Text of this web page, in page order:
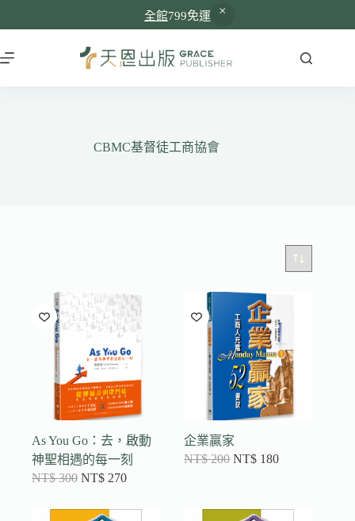
全館799免運
至
CBMC基督徒工商協會
As You Go：去，啟動
神聖相遇的每一刻
NT$300 NT$ 270
企業贏家
NT$200 NT$ 180